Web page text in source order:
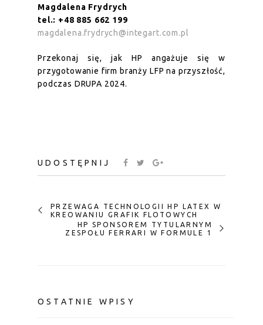
Magdalena Frydrych
tel.: +48 885 662 199
magdalena.frydrych@integart.com.pl
Przekonaj się, jak HP angażuje się w
przygotowanie firm branży LFP na przyszłość,
podczas DRUPA 2024.
UDOSTĘPNIJ
PRZEWAGA TECHNOLOGII HP LATEX W
KREOWANIU GRAFIK FLOTOWYCH
HP SPONSOREM TYTULARNYM
ZESPOŁU FERRARI W FORMULE 1
OSTATNIE WPISY